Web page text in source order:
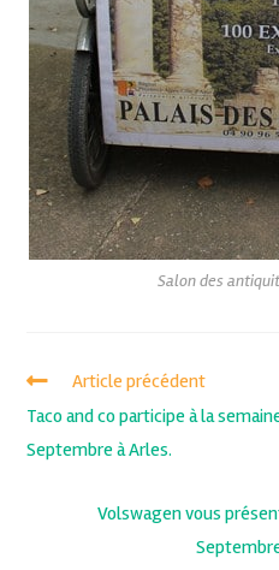
Salon des
Article précédent
Taco and co participe à la
Septembre à Arles.
Volswagen vous